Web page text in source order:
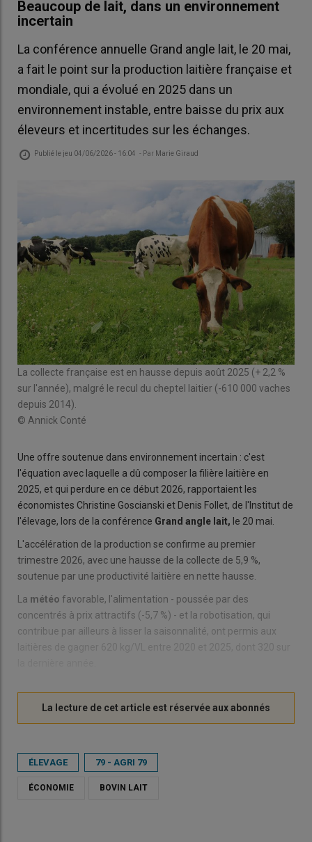
Beaucoup de lait, dans un environnement
incertain
La conférence annuelle Grand angle lait, le 20 mai,
a fait le point sur la production laitière française et
mondiale, qui a évolué en 2025 dans un
environnement instable, entre baisse du prix aux
éleveurs et incertitudes sur les échanges.
Publié le jeu 04/06/2026 - 16:04 - Par Marie Giraud
La collecte française est en hausse depuis août 2025 (+ 2,2 %
sur l'année), malgré le recul du cheptel laitier (-610 000 vaches
depuis 2014).
© Annick Conté
Une offre soutenue dans environnement incertain : c'est
l'équation avec laquelle a dû composer la filière laitière en
2025, et qui perdure en ce début 2026, rapportaient les
économistes Christine Goscianski et Denis Follet, de l'Institut de
l'élevage, lors de la conférence Grand angle lait, le 20 mai.
L'accélération de la production se confirme au premier
trimestre 2026, avec une hausse de la collecte de 5,9 %,
soutenue par une productivité laitière en nette hausse.
La météo favorable, l'alimentation - poussée par des
concentrés à prix attractifs (-5,7 %) - et la robotisation, qui
contribue par ailleurs à lisser la saisonnalité, ont permis aux
laitières de gagner 620 kg/VL entre 2020 et 2025, dont 320 sur
ÉLEVAGE 79 - AGRI 79
ÉCONOMIE BOVIN LAIT